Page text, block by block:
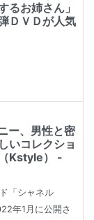
るお姉さん」
ＤＶＤが人気
ー、男性と密
いコレクショ
Kstyle） -
「シャネル
年1月に公開さ